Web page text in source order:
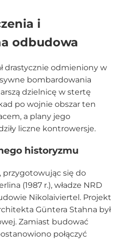
i
odbudowa
drastycznie odmieniony w
bombardowania
dzielnicę w stertę
po wojnie obszar ten
a plany jego
liczne kontrowersje.
historyzmu
przygotowując się do
(1987 r.), władze NRD
Nikolaiviertel. Projekt
Güntera Stahna był
Zamiast budować
połączyć